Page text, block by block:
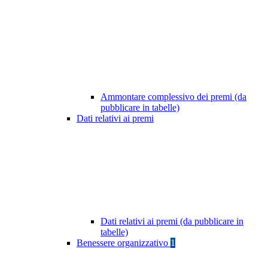
Ammontare complessivo dei premi (da
pubblicare in tabelle)
Dati relativi ai premi
Dati relativi ai premi (da pubblicare in
tabelle)
Benessere organizzativo 1